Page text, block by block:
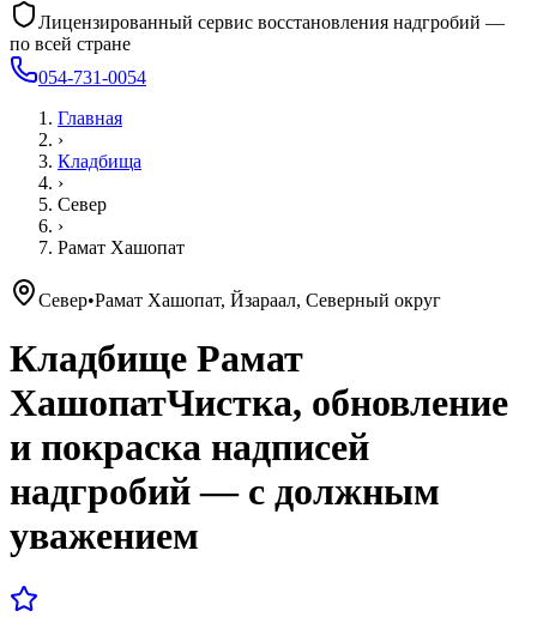
Лицензированный сервис восстановления надгробий —
по всей стране
054-731-0054
Главная
›
Кладбища
›
Север
›
Рамат Хашопат
Север•Рамат Хашопат, Йзараал, Северный округ
Кладбище Рамат
ХашопатЧистка, обновление
и покраска надписей
надгробий — с должным
уважением